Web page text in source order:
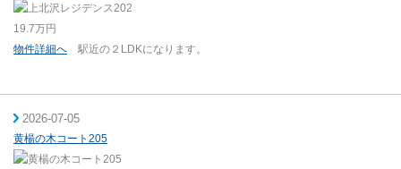
19.7万円
物件詳細へ 駅近の２LDKになります。
2026-07-05
黄楊の木コート205